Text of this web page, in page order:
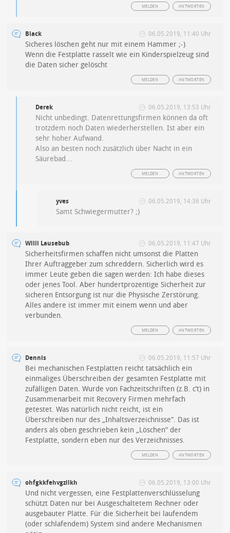
ANTWORTEN
MELDEN
Black 06.05.2019, 11:40 Uhr
Sicheres löschen geht nur mit einem Hammer ;-)
Wenn die Festplatte rasselt wie ein Kinderspielzeug sind
die Daten sicher gelöscht
ANTWORTEN
MELDEN
Derek 06.05.2019, 13:53 Uhr
Nicht unbedingt. Datenrettungsfirmen können da oft
trotzdem noch Daten wiederherstellen. Ist aber ein
sehr hoher Aufwand.
Also an besten noch zusätzlich über Nacht in ein
Säurebad…
ANTWORTEN
MELDEN
yves 06.05.2019, 14:36 Uhr
Samt Schwiegermutter? ;)
Willi Lausebub 06.05.2019, 11:47 Uhr
Sicherheitsfirmen schaffen nicht umsonst die Platten
Ihrer Auftraggeber zum schreddern. Sicherlich wird es
immer Leute geben die sagen werden: Ich habe dieses
oder jenes Tool. Aber hundertprozentige Sicherheit zur
sicheren Entsorgung ist nur die Physische Zerstörung.
Alles andere ist immer mit einem wenn und aber
verbunden.
ANTWORTEN
MELDEN
Dennis 06.05.2019, 11:57 Uhr
Bei mechanischen Festplatten reicht tatsächlich ein
einmaliges Überschreiben der gesamten Festplatte mit
zufälligen Daten. Wurde von Fachzeitschriften (z.B. c’t) in
Zusammenarbeit mit Recovery Firmen mehrfach
getestet. Was natürlich nicht reicht, ist ein
Überschreiben nur des „Inhaltsverzeichnisse“. Das ist
anders als oben geschrieben kein „Löschen“ der
Festplatte, sondern eben nur des Verzeichnisses.
ANTWORTEN
MELDEN
ohfgkkfehvgzllkh 06.05.2019, 13:00 Uhr
Und nicht vergessen, eine Festplattenverschlüsselung
schützt Daten nur bei Ausgeschaltetem Rechner oder
ausgebauter Platte. Für die Sicherheit bei laufendem
(oder schlafendem) System sind andere Mechanismen